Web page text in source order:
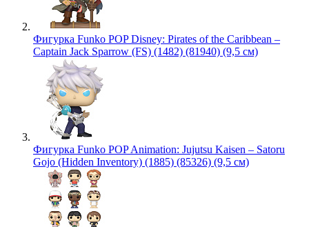
Фигурка Funko POP Disney: Pirates of the Caribbean –
Captain Jack Sparrow (FS) (1482) (81940) (9,5 см)
Фигурка Funko POP Animation: Jujutsu Kaisen – Satoru
Gojo (Hidden Inventory) (1885) (85326) (9,5 см)